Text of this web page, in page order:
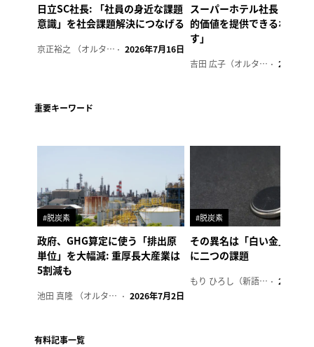
日立SC社長: 「社員の身近な課題
意識」を社会課題解決につなげる
京正裕之 （オルタナ副編集長） 2026年7月16日
スーパーホテル社長「地域
的価値を提供できるホテル
す」
吉田 広子（オルタナ輪番編集長） 2026年6
重要キーワード
#脱炭素
政府、GHG算定に使う「排出原
単位」を大幅減: 重厚長大産業は
5割減も
池田 真隆 （オルタナ輪番編集長） 2026年7月2日
#脱炭素
その異名は「白い金」、リ
に二つの課題
もり ひろし（新語ウォッチャー） 2023年7
有料記事一覧